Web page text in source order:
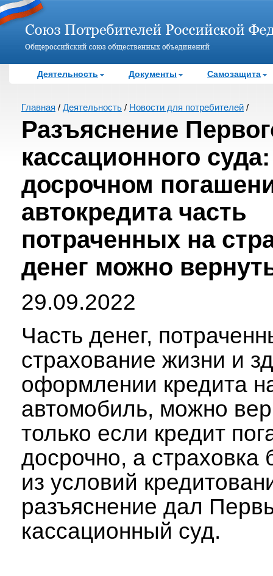
Деятельность Документы Самозащита
Главная / Деятельность / Новости для потребителей /
Разъяснение
кассационного
досрочном
автокредита часть
потраченных на
денег можно
29.09.2022
Часть денег,
страхование жизни и
оформлении кредита
автомобиль, можно
только если кредит
досрочно, а
из условий
разъяснение дал
кассационный суд.